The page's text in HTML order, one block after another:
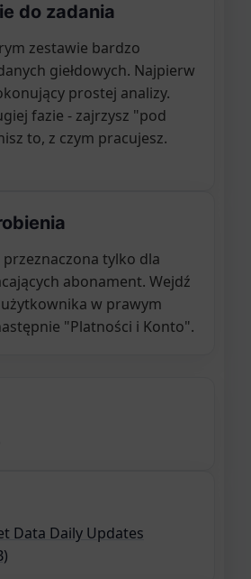
do zadania
zestawie bardzo
giełdowych. Najpierw
prostej analizy.
fazie - zajrzysz "pod
to, z czym pracujesz.
tylko dla
abonament. Wejdź
w prawym
"Platności i Konto".
Data Daily Updates